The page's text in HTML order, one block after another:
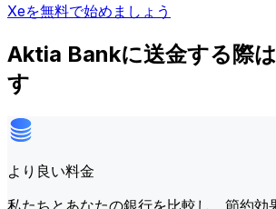
Xeを無料で始めましょう
Aktia Bankに送金する際
す
より良い料金
私たちとあなたの銀行を比較し、節約効